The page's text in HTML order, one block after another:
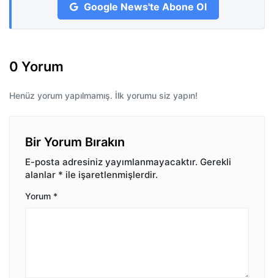
Google News'te Abone Ol
0 Yorum
Henüz yorum yapılmamış. İlk yorumu siz yapın!
Bir Yorum Bırakın
E-posta adresiniz yayımlanmayacaktır. Gerekli
alanlar * ile işaretlenmişlerdir.
Yorum *